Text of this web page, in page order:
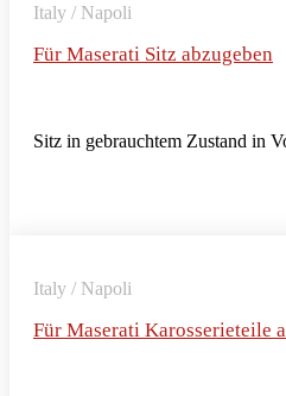
Italy / Napoli
Für Maserati Sitz abzugeben
Sitz in gebrauchtem Zustand in
Italy / Napoli
Für Maserati Karosserieteile